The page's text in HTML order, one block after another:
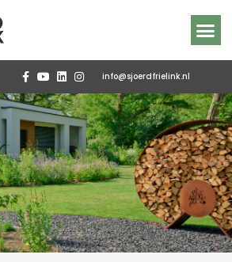
info@sjoerdfrielink.nl